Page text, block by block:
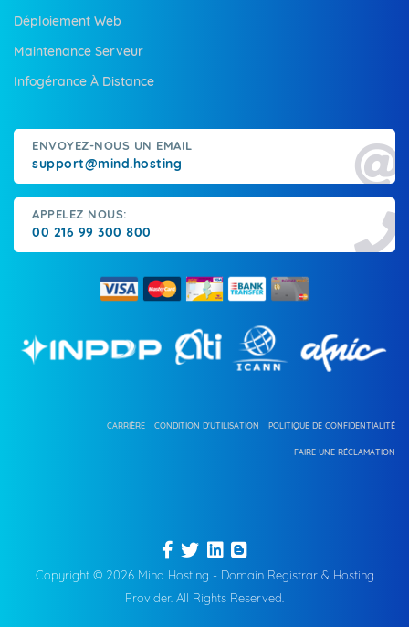
Déploiement Web
Maintenance Serveur
Infogérance À Distance
ENVOYEZ-NOUS UN EMAIL
support@mind.hosting
APPELEZ NOUS:
00 216 99 300 800
POLITIQUE DE CONFIDENTIALITÉ
CONDITION D'UTILISATION
CARRIÈRE
FAIRE UNE RÉCLAMATION
Copyright © 2026 Mind Hosting - Domain Registrar & Hosting
Provider. All Rights Reserved.